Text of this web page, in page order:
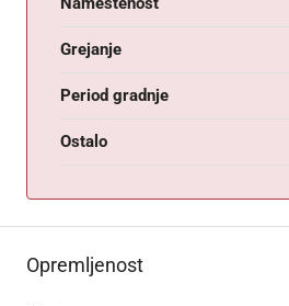
Grejanje
Period gradnje
Ostalo
Opremljenost